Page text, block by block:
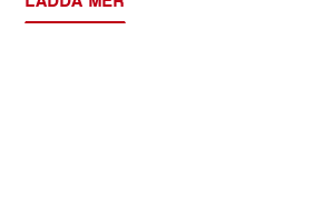
i Portugal